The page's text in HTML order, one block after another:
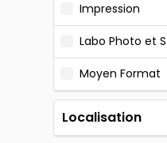
Impression
Labo Photo et
Moyen Format
Localisation